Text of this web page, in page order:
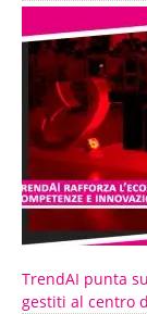
TrendAI punta
gestiti al centro